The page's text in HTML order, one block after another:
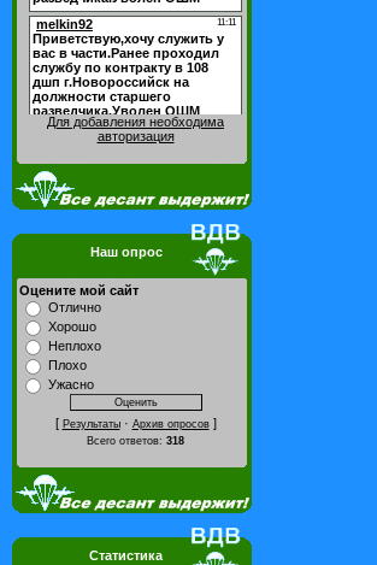
Для добавления необходима
авторизация
Наш опрос
Оцените мой сайт
Отлично
Хорошо
Неплохо
Плохо
Ужасно
[ Результаты· Архив опросов]
Всего ответов: 318
Статистика